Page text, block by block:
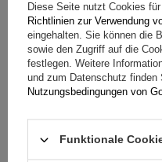
Diese Seite nutzt Cookies
Richtlinien zur Verwendung
eingehalten. Sie können die
sowie den Zugriff auf die
festlegen. Weitere
und zum Datenschutz finden
Nutzungsbedingungen von
Funktionale